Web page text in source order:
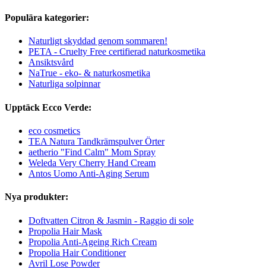
Populära kategorier:
Naturligt skyddad genom sommaren!
PETA - Cruelty Free certifierad naturkosmetika
Ansiktsvård
NaTrue - eko- & naturkosmetika
Naturliga solpinnar
Upptäck Ecco Verde:
eco cosmetics
TEA Natura Tandkrämspulver Örter
aetherio "Find Calm" Mom Spray
Weleda Very Cherry Hand Cream
Antos Uomo Anti-Aging Serum
Nya produkter:
Doftvatten Citron & Jasmin - Raggio di sole
Propolia Hair Mask
Propolia Anti-Ageing Rich Cream
Propolia Hair Conditioner
Avril Lose Powder